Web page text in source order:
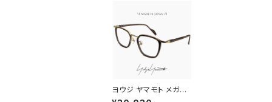
ヨウジ ヤマモト メガネ
日本製 19-0098 2 c0